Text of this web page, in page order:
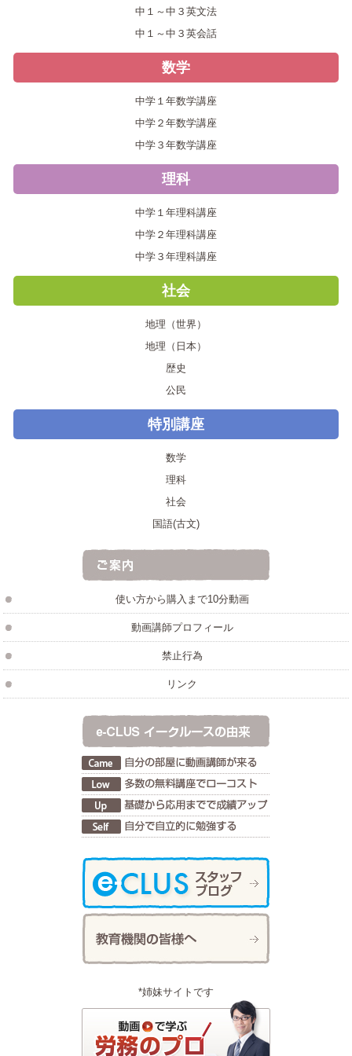
中１～中３英文法
中１～中３英会話
数学
中学１年数学講座
中学２年数学講座
中学３年数学講座
理科
中学１年理科講座
中学２年理科講座
中学３年理科講座
社会
地理（世界）
地理（日本）
歴史
公民
特別講座
数学
理科
社会
国語(古文)
使い方から購入まで10分動画
動画講師プロフィール
禁止行為
リンク
*姉妹サイトです